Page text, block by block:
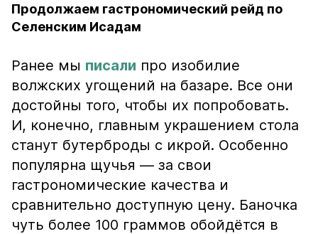
Продолжаем гастрономический рейд по
Селенским Исадам
Ранее мы писали про изобилие
волжских угощений на базаре. Все они
достойны того, чтобы их попробовать.
И, конечно, главным украшением стола
станут бутерброды с икрой. Особенно
популярна щучья — за свои
гастрономические качества и
сравнительно доступную цену. Баночка
чуть более 100 граммов обойдётся в